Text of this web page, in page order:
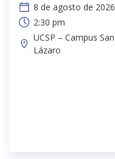
8 de agosto de 2026
2:30 pm
UCSP – Campus San
Lázaro